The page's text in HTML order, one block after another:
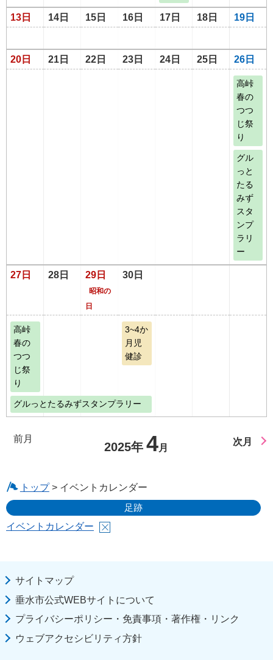
13日 14日 15日 16日 17日 18日 19日
20日 21日 22日 23日 24日 25日 26日
高峠
春の
つつ
じ祭
り
グル
っと
たる
みず
スタ
ンプ
ラリ
ー
27日 28日 29日
昭和の
日
30日
高峠
春の
つつ
じ祭
り
3~4か
月児
健診
グルっとたるみずスタンプラリー
前月
2025年 4月
次月
トップ> イベントカレンダー
足跡
イベントカレンダー
サイトマップ
垂水市公式WEBサイトについて
プライバシーポリシー・免責事項・著作権・リンク
ウェブアクセシビリティ方針